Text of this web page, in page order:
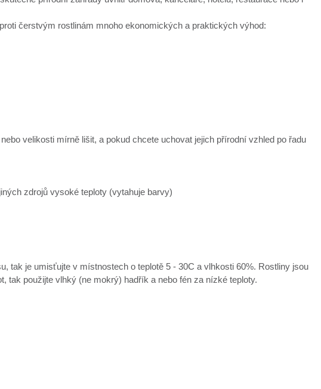
čerstvým rostlinám mnoho ekonomických a praktických výhod:
velikosti mírně lišit, a pokud chcete uchovat jejich přírodní vzhled po řadu
zdrojů vysoké teploty (vytahuje barvy)
tak je umisťujte v místnostech o teplotě 5 - 30C a vlhkosti 60%. Rostliny jsou
tak použijte vlhký (ne mokrý) hadřík a nebo fén za nízké teploty.